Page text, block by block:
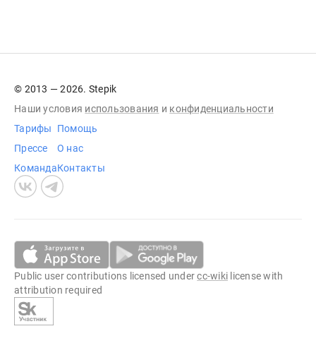
© 2013 — 2026. Stepik
Наши условия использования и конфиденциальности
Тарифы
Прессе
Команда
Помощь
О нас
Контакты
Public user contributions licensed undercc-wiki license with
attribution required